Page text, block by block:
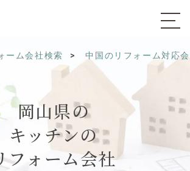
ーム会社検索 中国のリフォーム対応
岡山県の
キッチンの
フォーム会社